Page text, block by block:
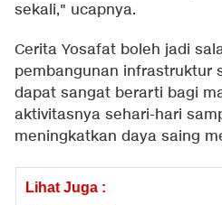
sekali," ucapnya.
Cerita Yosafat boleh jadi
pembangunan infrastruktur
dapat sangat berarti bagi
aktivitasnya sehari-hari
meningkatkan daya saing
Lihat Juga :